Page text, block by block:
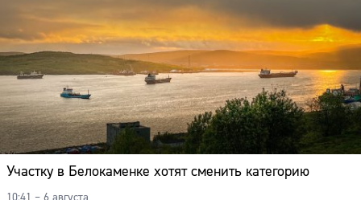
Участку в Белокаменке хотят сменить категорию